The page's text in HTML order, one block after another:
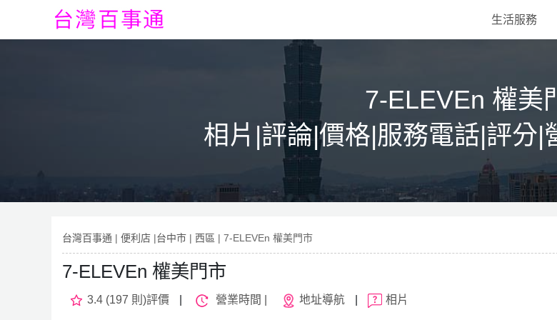
生活服務
7-ELEVEn 權美
相片|評論|價格|服務電話|評分|
台灣百事通 | 便利店 |台中市 | 西區 | 7-ELEVEn 權美門市
7-ELEVEn 權美門市
3.4 (197 則)評價 營業時間 | 地址導航 相片